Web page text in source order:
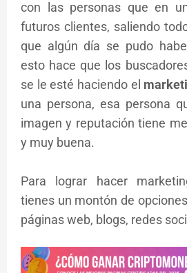
con las personas que en
futuros clientes, saliendo
que algún día se pudo
esto hace que los
se le esté haciendo el
una persona, esa persona
imagen y reputación tiene
y muy buena.
Para lograr hacer
tienes un montón de
páginas web, blogs, redes